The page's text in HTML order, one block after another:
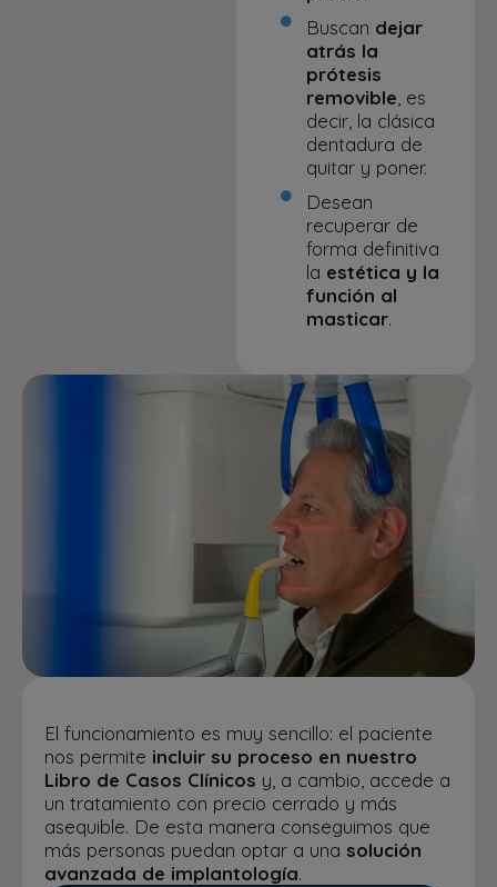
Buscan dejar
atrás la
prótesis
removible , es
decir, la clásica
dentadura de
quitar y poner.
Desean
recuperar de
forma definitiva
la estética y la
función al
masticar.
El funcionamiento es muy sencillo: el paciente
nos permite incluir su proceso en nuestro
Libro de Casos Clínicos y, a cambio, accede a
un tratamiento con precio cerrado y más
asequible. De esta manera conseguimos que
más personas puedan optar a una solución
avanzada de implantología.